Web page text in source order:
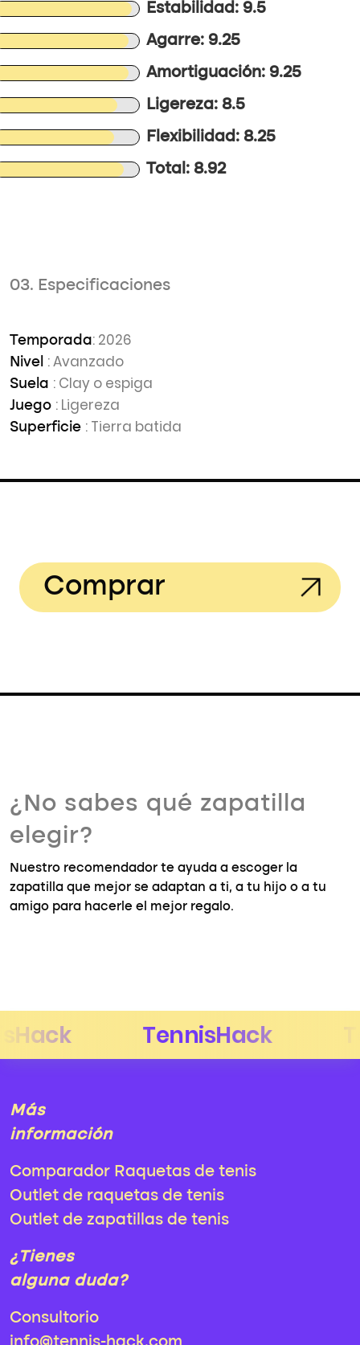
Estabilidad: 9.5
Agarre: 9.25
Amortiguación: 9.25
Ligereza: 8.5
Flexibilidad: 8.25
Total: 8.92
03. Especificaciones
Temporada: 2026
Nivel : Avanzado
Suela : Clay o espiga
Juego : Ligereza
Superficie : Tierra batida
Comprar
¿No sabes qué zapatilla
elegir?
Nuestro recomendador te ayuda a escoger la
zapatilla que mejor se adaptan a ti, a tu hijo o a tu
amigo para hacerle el mejor regalo.
Más
información
Comparador Raquetas de tenis
Outlet de raquetas de tenis
Outlet de zapatillas de tenis
¿Tienes
alguna duda?
Consultorio